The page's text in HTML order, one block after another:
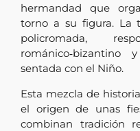
hermandad que
torno a su figura. La
policromada,
sentada con el Niño.
Esta mezcla de
el origen de unas
combinan tradición